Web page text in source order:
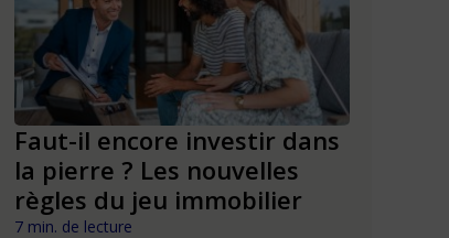
Faut-il encore investir dans
la pierre ? Les nouvelles
règles du jeu immobilier
7 min. de lecture